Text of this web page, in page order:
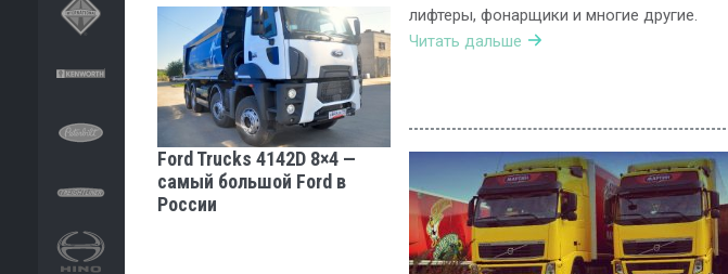
Ford Trucks 4142D 8×4 —
самый большой Ford в
России
лифтеры, фонарщики и многие другие.
Читать дальше